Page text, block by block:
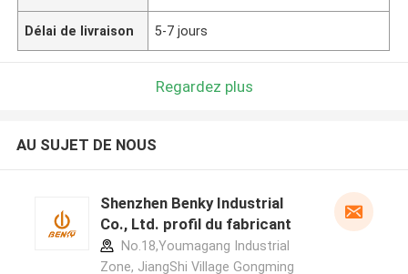
Délai de livraison 5-7 jours
Regardez plus
AU SUJET DE NOUS
Shenzhen Benky Industrial
Co., Ltd. profil du fabricant
No.18,Youmagang Industrial
Zone, JiangShi Village Gongming